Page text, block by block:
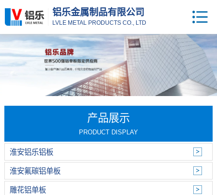
铝乐金属制品有限公司
LVLE METAL PRODUCTS CO., LTD
产品展示
PRODUCT DISPLAY
淮安铝乐铝板
淮安氟碳铝单板
雕花铝单板